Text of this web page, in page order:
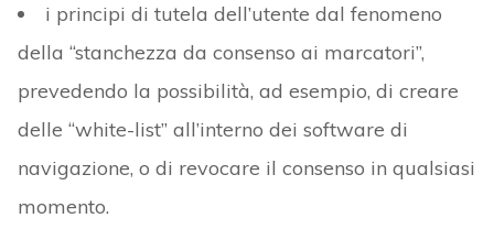
i principi di tutela dell’utente dal fenomeno
della “stanchezza da consenso ai marcatori”,
prevedendo la possibilità, ad esempio, di creare
delle “white-list” all’interno dei software di
navigazione, o di revocare il consenso in qualsiasi
momento.